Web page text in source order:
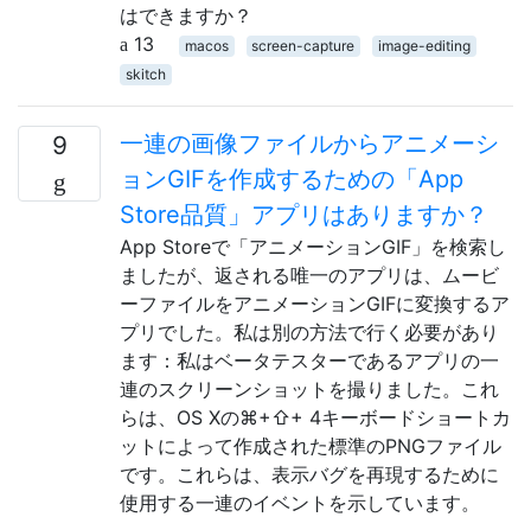
はできますか？
13
macos screen-capture
image-editing
skitch
9
一連の画像ファイルからアニメーシ
ョンGIFを作成するための「App
Store品質」アプリはありますか？
App Storeで「アニメーションGIF」を検索し
ましたが、返される唯一のアプリは、ムービ
ーファイルをアニメーションGIFに変換するア
プリでした。私は別の方法で行く必要があり
ます：私はベータテスターであるアプリの一
連のスクリーンショットを撮りました。これ
らは、OS Xの⌘+⇧+ 4キーボードショートカ
ットによって作成された標準のPNGファイル
です。これらは、表示バグを再現するために
使用する一連のイベントを示しています。